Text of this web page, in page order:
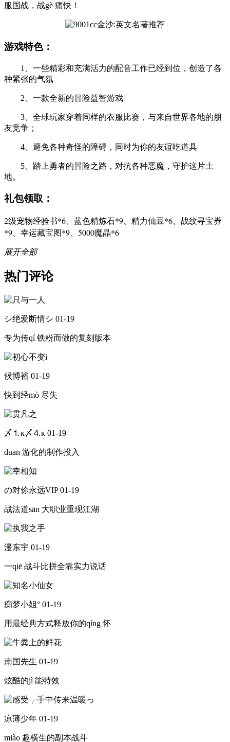
服国战，战gè 痛快！
游戏特色：
1、一些精彩和充满活力的配音工作已经到位，创造了各
种紧张的气氛
2、一款全新的冒险益智游戏
3、全球玩家穿着同样的衣服比赛，与来自世界各地的朋
友竞争；
4、避免各种奇怪的障碍，同时为你的友谊吃道具
5、踏上勇者的冒险之路，对抗各种恶魔，守护这片土
地。
礼包领取：
2级宠物经验书*6、蓝色精炼石*9、精力仙豆*6、战纹寻宝券
*9、幸运藏宝图*9、5000魔晶*6
展开全部
热门评论
シ绝爱断情シ 01-19
专为传qí 铁粉而做的复刻版本
候博裕 01-19
快到经mò 尽失
〆⒈к〆⒋к 01-19
duān 游化的制作投入
の对伱永远VIP 01-19
战法道sān 大职业重现江湖
漫东宇 01-19
一qiē 战斗比拼全靠实力说话
痴梦小姐° 01-19
用最经典方式释放你的qíng 怀
南国先生 01-19
炫酷的jì 能特效
凉薄少年 01-19
miào 趣横生的副本战斗